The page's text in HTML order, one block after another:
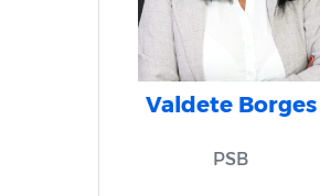
Valdete Borges
PSB